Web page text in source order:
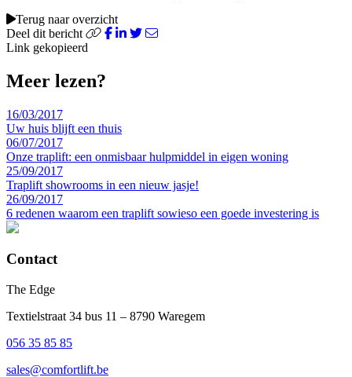
Terug naar overzicht
Deel dit bericht
Link gekopieerd
Meer lezen?
16/03/2017
Uw huis blijft een thuis
06/07/2017
Onze traplift: een onmisbaar hulpmiddel in eigen woning
25/09/2017
Traplift showrooms in een nieuw jasje!
26/09/2017
6 redenen waarom een traplift sowieso een goede investering is
Contact
The Edge
Textielstraat 34 bus 11 – 8790 Waregem
056 35 85 85
sales@comfortlift.be